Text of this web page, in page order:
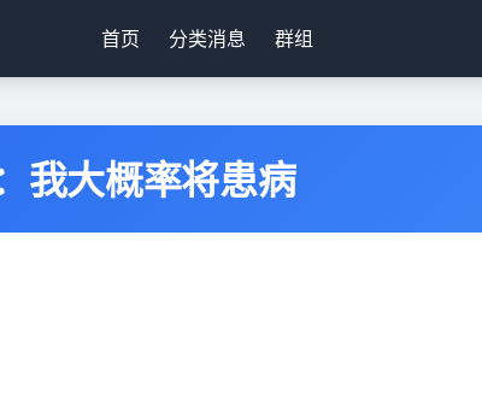
首页 分类消息 群组
我大概率将患病